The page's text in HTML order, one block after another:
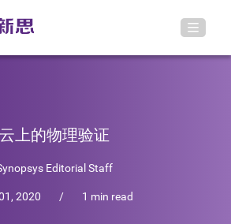
云上的物理验证
Editorial Staff
2020 / 1 min read